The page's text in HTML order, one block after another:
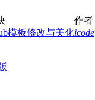
作者
模板修改与美化icode